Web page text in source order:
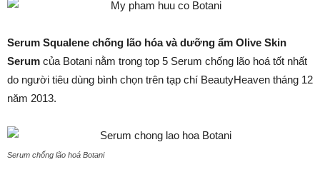
Serum Squalene chống lão hóa và dưỡng ẩm Olive Skin
Serum của Botani nằm trong top 5 Serum chống lão hoá tốt nhất
do người tiêu dùng bình chọn trên tạp chí BeautyHeaven tháng 12
năm 2013.
Serum chống lão hoá Botani